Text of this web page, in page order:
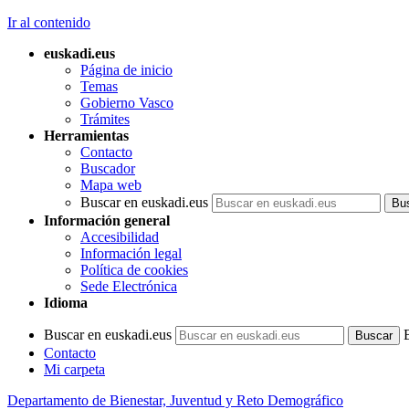
Ir al contenido
euskadi.eus
Página de inicio
Temas
Gobierno Vasco
Trámites
Herramientas
Contacto
Buscador
Mapa web
Buscar en euskadi.eus
Información general
Accesibilidad
Información legal
Política de cookies
Sede Electrónica
Idioma
Buscar en euskadi.eus
Contacto
Mi carpeta
Departamento de Bienestar, Juventud y Reto Demográfico